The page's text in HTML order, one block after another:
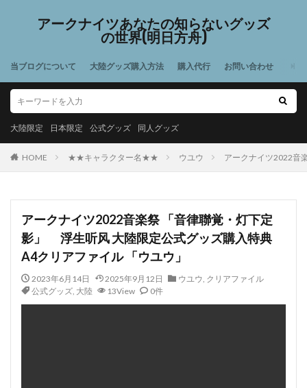
アークナイツあなたの知らないグッズ
の世界(明日方舟)
当ブログについて 大陸グッズ購入方法 購入代行 お問い合わせ
大陸限定 日本限定 公式グッズ 同人グッズ
HOME ★★キャラクター名★★ ウユウ アークナイツ2022音
アークナイツ2022音楽祭 「音律聯覚・灯下定
影」 浮生听风 大陸限定公式グッズ購入特典
A4クリアファイル 「ウユウ」
2023年6月14日 2025年9月12日 ウユウ, クリアファイル
公式グッズ, 大陸 13View 0件